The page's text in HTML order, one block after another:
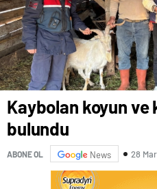
Kaybolan koyun
bulundu
ABONE OL News 28